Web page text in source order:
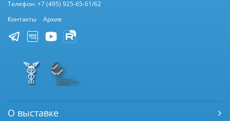
Телефон: +7 (495) 925-65-61/62
Контакты
Архив
О выставке